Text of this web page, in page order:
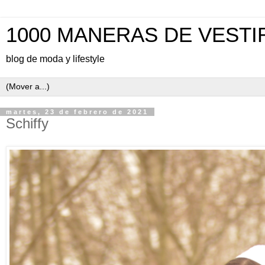
1000 MANERAS DE
blog de moda y lifestyle
martes, 23 de febrero de 2021
Schiffy